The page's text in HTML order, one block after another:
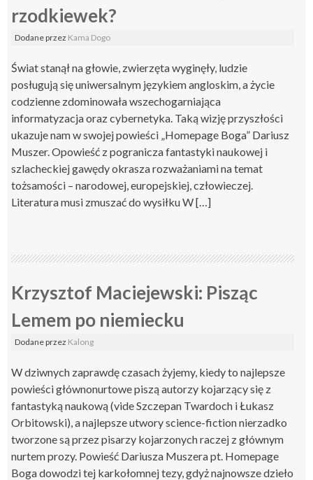
rzodkiewek?
Dodaneprzez Kama Dogo
Świat stanął na głowie, zwierzęta wyginęły, ludzie
posługują się uniwersalnym językiem angloskim, a życie
codzienne zdominowała wszechogarniająca
informatyzacja oraz cybernetyka. Taką wizję przyszłości
ukazuje nam w swojej powieści „Homepage Boga” Dariusz
Muszer. Opowieść z pogranicza fantastyki naukowej i
szlacheckiej gawędy okrasza rozważaniami na temat
tożsamości – narodowej, europejskiej, człowieczej.
Literatura musi zmuszać do wysiłku W […]
Krzysztof Maciejewski: Pisząc
Lemem po niemiecku
Dodaneprzez Kalong
W dziwnych zaprawdę czasach żyjemy, kiedy to najlepsze
powieści głównonurtowe piszą autorzy kojarzący się z
fantastyką naukową (vide Szczepan Twardoch i Łukasz
Orbitowski), a najlepsze utwory science-fiction nierzadko
tworzone są przez pisarzy kojarzonych raczej z głównym
nurtem prozy. Powieść Dariusza Muszera pt. Homepage
Boga dowodzi tej karkołomnej tezy, gdyż najnowsze dzieło